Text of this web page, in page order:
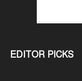
EDITOR PICKS